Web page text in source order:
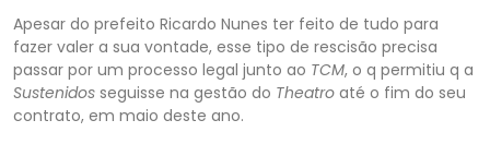
Apesar do prefeito Ricardo Nunes ter feito de tudo para
fazer valer a sua vontade, esse tipo de rescisão precisa
passar por um processo legal junto ao TCM, o q permitiu q a
Sustenidos seguisse na gestão do Theatro até o fim do seu
contrato, em maio deste ano.